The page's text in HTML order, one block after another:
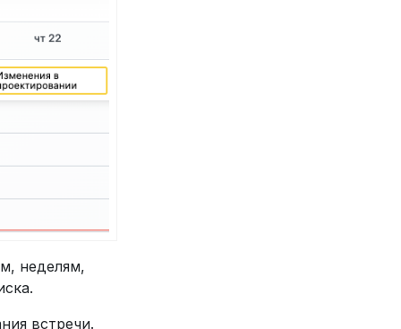
неделям,
встречи.